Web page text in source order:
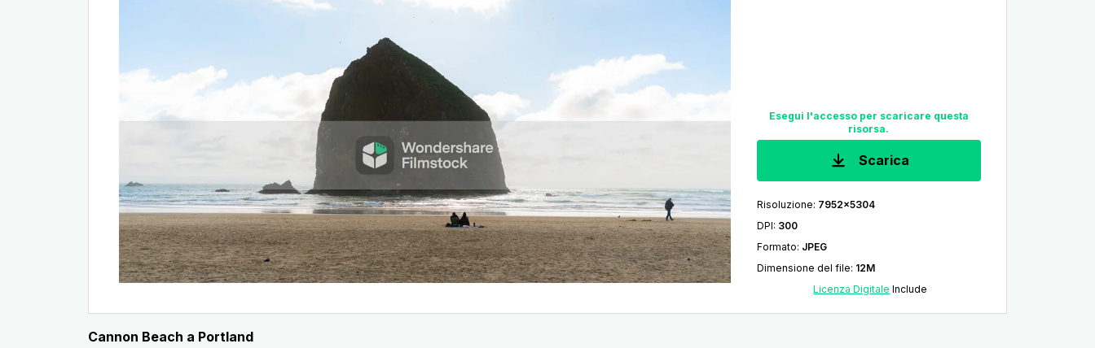
Esegui l'accesso per scaricare questa
risorsa.
Scarica
Risoluzione: 7952x5304
DPI: 300
Formato: JPEG
Dimensione del file: 12M
Licenza Digitale Include
Cannon Beach a Portland